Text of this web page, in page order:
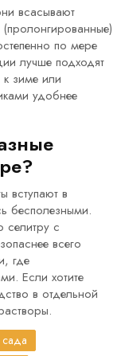
всасывают
по мере
лучше подходят
зиме или
удобнее
вступают в
бесполезными.
селитру с
всего
где
Если хотите
в отдельной